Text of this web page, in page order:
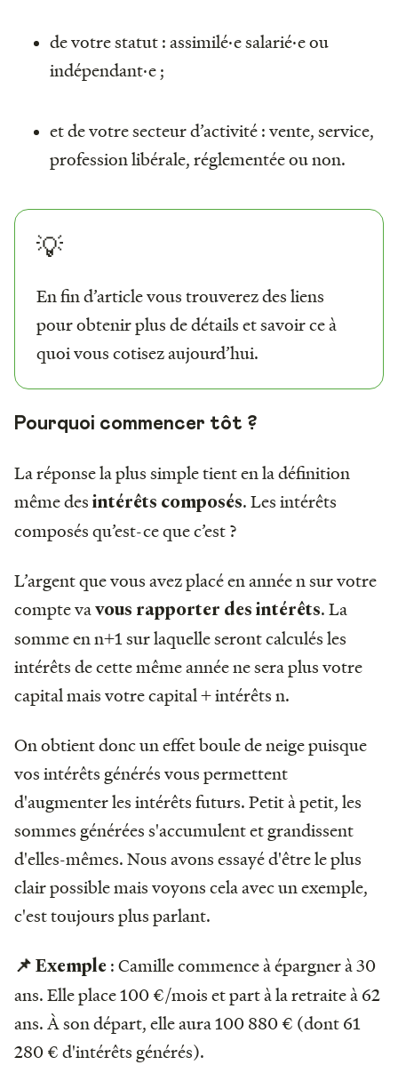
de votre statut : assimilé·e salarié·e ou
indépendant·e ;
et de votre secteur d’activité : vente, service,
profession libérale, réglementée ou non.
💡
En fin d’article vous trouverez des liens
pour obtenir plus de détails et savoir ce à
quoi vous cotisez aujourd’hui.
Pourquoi commencer tôt ?
La réponse la plus simple tient en la définition
même des intérêts composés. Les intérêts
composés qu’est-ce que c’est ?
L’argent que vous avez placé en année n sur votre
compte vavous rapporter des intérêts. La
somme en n+1 sur laquelle seront calculés les
intérêts de cette même année ne sera plus votre
capital mais votre capital + intérêts n.
On obtient donc un effet boule de neige puisque
vos intérêts générés vous permettent
d'augmenter les intérêts futurs. Petit à petit, les
sommes générées s'accumulent et grandissent
d'elles-mêmes. Nous avons essayé d'être le plus
clair possible mais voyons cela avec un exemple,
c'est toujours plus parlant.
📌 Exemple : Camille commence à épargner à 30
ans. Elle place 100 €/mois et part à la retraite à 62
ans. À son départ, elle aura 100 880 € (dont 61
280 € d'intérêts générés).